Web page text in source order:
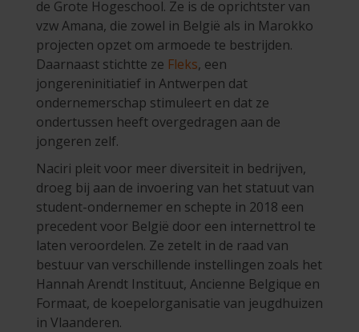
de Grote Hogeschool. Ze is de oprichtster van
vzw Amana, die zowel in België als in Marokko
projecten opzet om armoede te bestrijden.
Daarnaast stichtte ze Fleks, een
jongereninitiatief in Antwerpen dat
ondernemerschap stimuleert en dat ze
ondertussen heeft overgedragen aan de
jongeren zelf.
Naciri pleit voor meer diversiteit in bedrijven,
droeg bij aan de invoering van het statuut van
student-ondernemer en schepte in 2018 een
precedent voor België door een internettrol te
laten veroordelen. Ze zetelt in de raad van
bestuur van verschillende instellingen zoals het
Hannah Arendt Instituut, Ancienne Belgique en
Formaat, de koepelorganisatie van jeugdhuizen
in Vlaanderen.